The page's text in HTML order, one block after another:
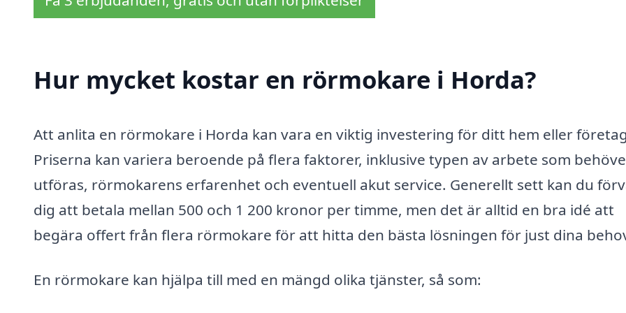
Hur mycket kostar en rörmokare i Horda?
Att anlita en rörmokare i Horda kan vara en viktig investering för ditt hem eller
Priserna kan variera beroende på flera faktorer, inklusive typen av arbete som
utföras, rörmokarens erfarenhet och eventuell akut service. Generellt sett kan du
dig att betala mellan 500 och 1 200 kronor per timme, men det är alltid en bra idé att
begära offert från flera rörmokare för att hitta den bästa lösningen för just dina
En rörmokare kan hjälpa till med en mängd olika tjänster, så som: